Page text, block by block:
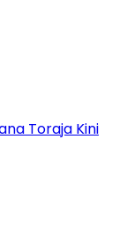
Toraja Kini